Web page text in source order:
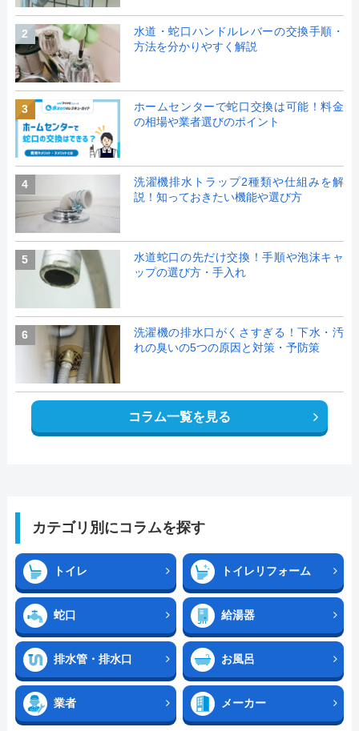
2
水道・蛇口ハンドルレバーの交換手順・
方法を分かりやすく解説
3
ホームセンターで蛇口交換は可能！料金
の相場や業者選びのポイント
4
洗濯機排水トラップ2種類や仕組みを解
説！知っておきたい機能や選び方
5
水道蛇口の先だけ交換！手順や泡沫キャ
ップの選び方・手入れ
6
洗濯機の排水口がくさすぎる！下水・汚
れの臭いの5つの原因と対策・予防策
コラム一覧を見る
カテゴリ別にコラムを探す
トイレ トイレリフォーム
蛇口 給湯器
排水管・排水口 お風呂
業者 メーカー